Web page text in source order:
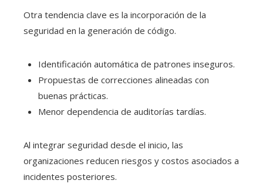
Otra tendencia clave es la incorporación de la
seguridad en la generación de código.
Identificación automática de patrones inseguros.
Propuestas de correcciones alineadas con
buenas prácticas.
Menor dependencia de auditorías tardías.
Al integrar seguridad desde el inicio, las
organizaciones reducen riesgos y costos asociados a
incidentes posteriores.